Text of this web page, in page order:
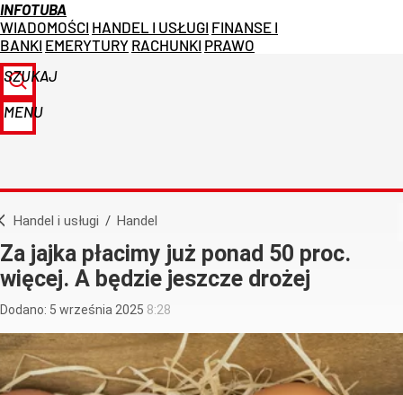
INFOTUBA
WIADOMOŚCI HANDEL I USŁUGI FINANSE I
BANKI EMERYTURY RACHUNKI PRAWO
SZUKAJ
MENU
Handel i usługi / Handel
Za jajka płacimy już ponad 50 proc.
więcej. A będzie jeszcze drożej
Dodano: 5 września 2025 8:28